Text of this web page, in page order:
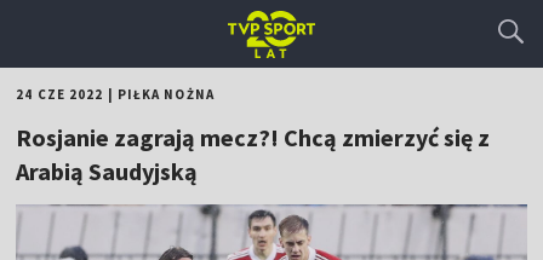
24 CZE 2022 PIŁKA NOŻNA
Rosjanie zagrają mecz?! Chcą zmierzyć się z
Arabią Saudyjską